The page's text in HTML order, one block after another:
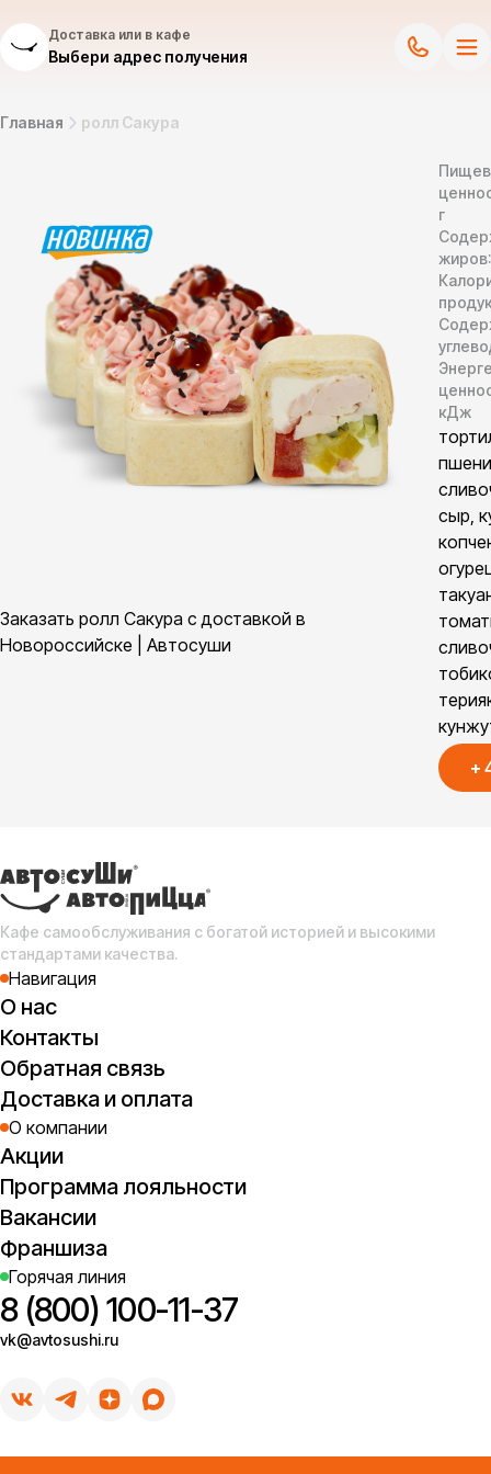
Доставка или в кафе
Выбери адрес получения
Главная ролл Сакура
Заказать ролл Сакура с доставкой в
Новороссийске | Автосуши
г
кДж
сыр,
+
Кафе самообслуживания с богатой историей и высокими
стандартами качества.
Навигация
О нас
Контакты
Обратная связь
Доставка и оплата
О компании
Акции
Программа лояльности
Вакансии
Франшиза
Горячая линия
8 (800) 100-11-37
vk@avtosushi.ru